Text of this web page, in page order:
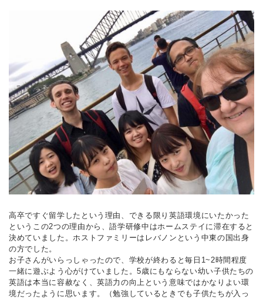
高卒ですぐ留学したという理由、できる限り英語環境にいたかった
というこの2つの理由から、語学研修中はホームステイに滞在すると
決めていました。ホストファミリーはレバノンという中東の国出身
の方でした。
お子さんがいらっしゃったので、学校が終わると毎日1~2時間程度
一緒に遊ぶよう心がけていました。5歳にもならない幼い子供たちの
英語は本当に容赦なく、英語力の向上という意味ではかなりよい環
境だったように思います。（勉強しているときでも子供たちが入っ